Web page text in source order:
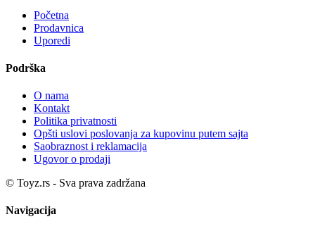
Početna
Prodavnica
Uporedi
Podrška
O nama
Kontakt
Politika privatnosti
Opšti uslovi poslovanja za kupovinu putem sajta
Saobraznost i reklamacija
Ugovor o prodaji
© Toyz.rs - Sva prava zadržana
Navigacija